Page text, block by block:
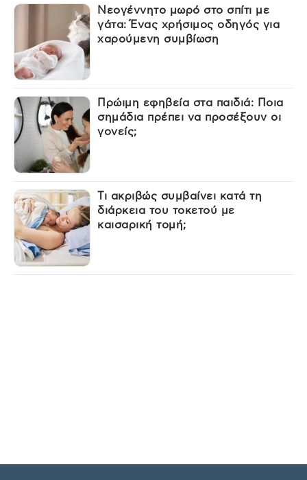
Νεογέννητο μωρό στο σπίτι με
γάτα: Ένας χρήσιμος οδηγός για
χαρούμενη συμβίωση
Πρώιμη εφηβεία στα παιδιά: Ποια
σημάδια πρέπει να προσέξουν οι
γονείς;
Τι ακριβώς συμβαίνει κατά τη
διάρκεια του τοκετού με
καισαρική τομή;